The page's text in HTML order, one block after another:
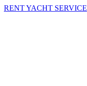
RENT YACHT SERVICE